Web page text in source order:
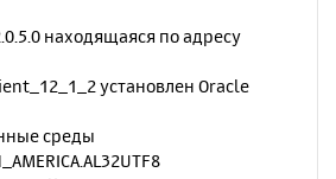
находящаяся по адресу
установлен Oracle
среды